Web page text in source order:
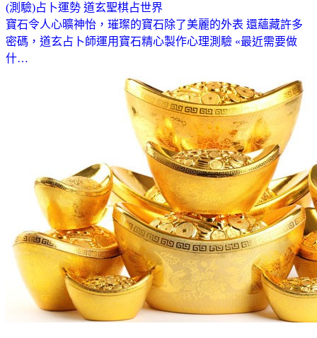
(測驗)占卜運勢 道玄聖棋占世界
寶石令人心曠神怡，璀璨的寶石除了美麗的外表 還蘊藏許多
密碼，道玄占卜師運用寶石精心製作心理測驗 «最近需要做
什…